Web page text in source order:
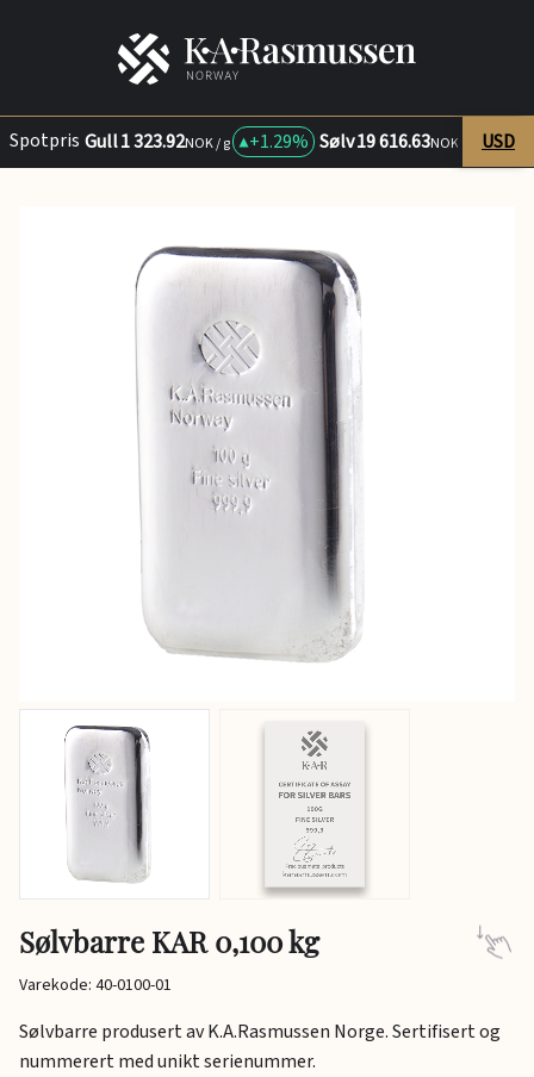
Spotpris Gull1 323.92NOK / g +1.29% Sølv19 616.63NOK / kg +
USD
Sølvbarre KAR 0,100 kg
Varekode: 40-0100-01
Sølvbarre produsert av K.A.Rasmussen Norge. Sertifisert og
nummerert med unikt serienummer.